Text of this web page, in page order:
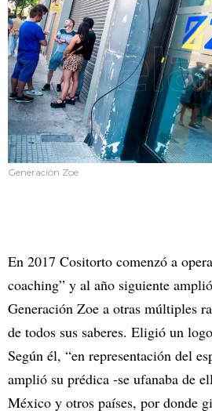
Generación Zoe
En 2017 Cositorto comenzó a
coaching” y al año siguiente
Generación Zoe a otras múltiples
de todos sus saberes. Eligió un
Según él, “en representación del
amplió su prédica -se ufanaba de
México y otros países, por donde